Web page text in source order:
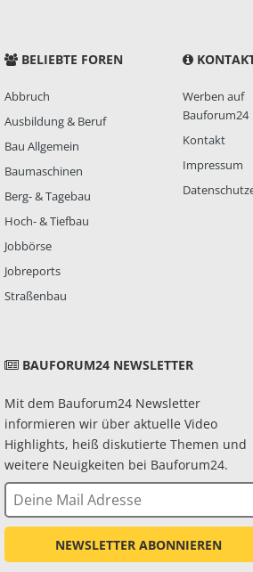
BELIEBTE FOREN
Abbruch
Ausbildung & Beruf
Bau Allgemein
Baumaschinen
Berg- & Tagebau
Hoch- & Tiefbau
Jobbörse
Jobreports
Straßenbau
Werben auf
Bauforum24
Kontakt
Impressum
BAUFORUM24 NEWSLETTER
Mit dem Bauforum24 Newsletter
informieren wir über aktuelle Video
Highlights, heiß diskutierte Themen und
weitere Neuigkeiten bei Bauforum24.
NEWSLETTER ABONNIEREN